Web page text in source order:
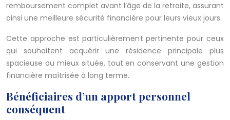
remboursement complet avant l’âge de la retraite, assurant
ainsi une meilleure sécurité financière pour leurs vieux jours.
Cette approche est particulièrement pertinente pour ceux
qui souhaitent acquérir une résidence principale plus
spacieuse ou mieux située, tout en conservant une gestion
financière maîtrisée à long terme.
Bénéficiaires d’un apport personnel
conséquent